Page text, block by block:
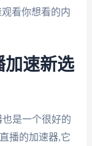
看你想看的内
加速新选
是一个很好的
播的加速器,它